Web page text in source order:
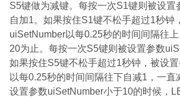
S5键做为减键。每按一次S1键则被设置
自加1。如果按住S1键不松手超过1秒钟
uiSetNumber以每0.25秒的时间间隔往
20为止。每按一次S5键则被设置参数
如果按住S5键不松手超过1秒钟，被设
以每0.25秒的时间间隔往下自减1，一直
设置参数uiSetNumber小于10的时候，